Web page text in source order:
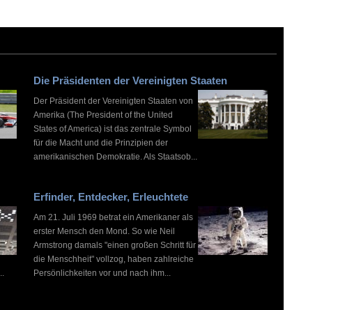
Die Präsidenten der Vereinigten Staaten
Der Präsident der Vereinigten Staaten von
Amerika (The President of the United
States of America) ist das zentrale Symbol
für die Macht und die Prinzipien der
amerikanischen Demokratie. Als Staatsob...
Erfinder, Entdecker, Erleuchtete
Am 21. Juli 1969 betrat ein Amerikaner als
erster Mensch den Mond. So wie Neil
Armstrong damals "einen großen Schritt für
die Menschheit" vollzog, haben zahlreiche
Persönlichkeiten vor und nach ihm...